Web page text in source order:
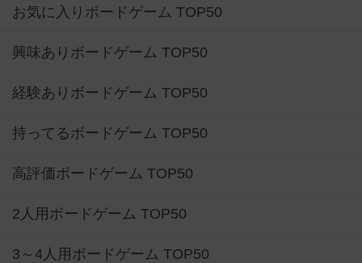
お気に入りボードゲーム TOP50
興味ありボードゲーム TOP50
経験ありボードゲーム TOP50
持ってるボードゲーム TOP50
高評価ボードゲーム TOP50
2人用ボードゲーム TOP50
3～4人用ボードゲーム TOP50